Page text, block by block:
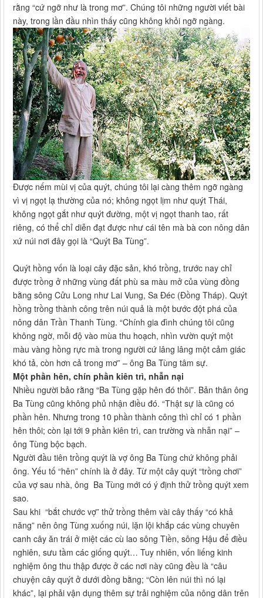
rằng “cứ ngỡ như là trong mơ”. Chúng tôi những người viết bài
này, trong lần đầu nhìn thấy cũng không khỏi ngỡ ngàng.
Được nếm mùi vị của quýt, chúng tôi lại càng thêm ngỡ ngàng
vì vị ngọt lạ thường của nó; không ngọt lịm như quýt Thái,
không ngọt gắt như quýt đường, một vị ngọt thanh tao, rất
riêng, có thể chỉ diễn đạt được như cái tên mà bà con nông dân
xứ núi nơi đây gọi là “Quýt Ba Tùng”.
Quýt hồng vốn là loại cây đặc sản, khó trồng, trước nay chỉ
được trồng ở những vùng đất phù sa màu mở của vùng đồng
bằng sông Cửu Long như Lai Vung, Sa Đéc (Đồng Tháp). Quýt
hồng trồng thành công trên núi quả là một bước đột phá của
nông dân Trần Thanh Tùng. “Chính gia đình chúng tôi cũng
không ngờ, mỗi độ vào mùa thu hoạch, nhìn vườn quýt một
màu vàng hồng rực mà trong người cứ lâng lâng một cảm giác
khó tả, còn hơn cả trong mơ” – ông Ba Tùng tâm sự.
Một phần hên, chín phần kiên trì, nhẫn nại
Nhiều người bảo rằng “Ba Tùng gặp hên đó thôi”. Bản thân ông
Ba Tùng cũng không phủ nhận điều đó. “Thật sự là cũng có
phần hên. Nhưng trong 10 phần thành công thì chỉ có 1 phần
hên thôi; còn lại tới 9 phần kiên trì, can trường và nhẫn nại” –
ông Tùng bộc bạch.
Người đầu tiên trồng quýt là vợ ông Ba Tùng chứ không phải
ông. Yếu tố “hên” chính là ở đây. Từ một cây quýt “trồng chơi”
của vợ sau nhà, ông Ba Tùng mới có ý định thử trồng quýt xem
sao.
Sau khi “bắt chước vợ” thử trồng thêm vài cây thấy “có khả
năng” nên ông Tùng xuống núi, lặn lội khắp các vùng chuyên
canh cây ăn trái ở miệt các cù lao sông Tiền, sông Hậu để điều
nghiên, sưu tầm các giống quýt… Tuy nhiên, vốn liếng kinh
nghiệm ông thu thập được ở các nơi này cũng đều là “câu
chuyện cây quýt ở dưới đồng bằng; “Còn lên núi thì nó lại
khác”, lại phải vận dụng thêm sự trải nghiệm của nông dân trên